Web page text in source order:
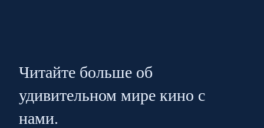
Читайте больше об
удивительном мире кино с
нами.